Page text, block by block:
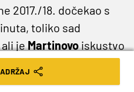
2017./18. dočekao s
toliko sad
ali jeMartinovoiskustvo
prvaka, ima status
I bolju startnu